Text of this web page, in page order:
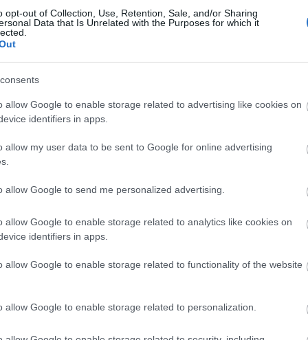
opt-out of Collection, Use, Retention, Sale, and/or Sharing
Data that Is Unrelated with the Purposes for which it
allow Google to enable storage related to advertising like cookies on
identifiers in apps.
allow my user data to be sent to Google for online advertising
allow Google to send me personalized advertising.
allow Google to enable storage related to analytics like cookies on
identifiers in apps.
allow Google to enable storage related to functionality of the website
allow Google to enable storage related to personalization.
és dizájnokkal várja az ünnepekre készülőket.
oldalt
videó, amely részletesen bemutatja a motor
tippek autók tuningjához.
oldalt
megoldásokat kínál a gépipar számára.
oldalt
jogi tanácsadást nyújt munkajogi kérdésekben.
oldalt
gyorsszolgálata a 16. kerületben. Professzionális
oldalt
CENTER, FOGSZABÁLYOZÓ,
leányfaluBudapest, call
fogszabályozó,
szőnyegtisztítás,
szőnyegtisztító, lézervágás,
autósiskola
csökkentéseszőnyegtisztítás24